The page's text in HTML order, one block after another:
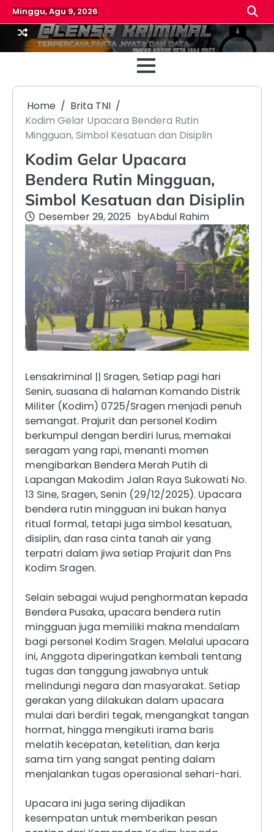
Skip
to
content
Minggu, Agu 9, 2026
Beranda
Home
Brita TNI
Kodim Gelar Upacara Bendera Rutin
Mingguan, Simbol Kesatuan dan Disiplin
Kodim Gelar Upacara
Bendera Rutin Mingguan,
Simbol Kesatuan dan Disiplin
Desember 29, 2025 byAbdul Rahim
Lensakriminal || Sragen, Setiap pagi hari
Senin, suasana di halaman Komando Distrik
Militer (Kodim) 0725/Sragen menjadi penuh
semangat. Prajurit dan personel Kodim
berkumpul dengan berdiri lurus, memakai
seragam yang rapi, menanti momen
mengibarkan Bendera Merah Putih di
Lapangan Makodim Jalan Raya Sukowati No.
13 Sine, Sragen, Senin (29/12/2025). Upacara
bendera rutin mingguan ini bukan hanya
ritual formal, tetapi juga simbol kesatuan,
disiplin, dan rasa cinta tanah air yang
terpatri dalam jiwa setiap Prajurit dan Pns
Kodim Sragen.
Selain sebagai wujud penghormatan kepada
Bendera Pusaka, upacara bendera rutin
mingguan juga memiliki makna mendalam
bagi personel Kodim Sragen. Melalui upacara
ini, Anggota diperingatkan kembali tentang
tugas dan tanggung jawabnya untuk
melindungi negara dan masyarakat. Setiap
gerakan yang dilakukan dalam upacara
mulai dari berdiri tegak, mengangkat tangan
hormat, hingga mengikuti irama baris
melatih kecepatan, ketelitian, dan kerja
sama tim yang sangat penting dalam
menjalankan tugas operasional sehari-hari.
Upacara ini juga sering dijadikan
kesempatan untuk memberikan pesan